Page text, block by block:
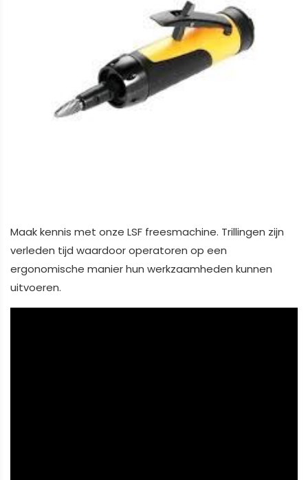
Maak kennis met onze LSF freesmachine. Trillingen zijn
verleden tijd waardoor operatoren op een
ergonomische manier hun werkzaamheden kunnen
uitvoeren.